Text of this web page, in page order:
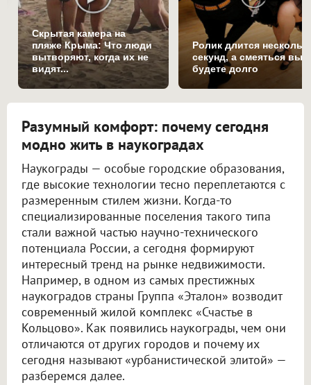
Скрытая камера на
пляже Крыма: Что люди
вытворяют, когда их не
видят...
Ролик длится
секунд, а смеяться вы
будете долго
Разумный комфорт: почему сегодня
модно жить в наукоградах
Наукограды — особые городские образования,
где высокие технологии тесно переплетаются с
размеренным стилем жизни. Когда-то
специализированные поселения такого типа
стали важной частью научно-технического
потенциала России, а сегодня формируют
интересный тренд на рынке недвижимости.
Например, в одном из самых престижных
наукоградов страны Группа «Эталон» возводит
современный жилой комплекс «Счастье в
Кольцово». Как появились наукограды, чем они
отличаются от других городов и почему их
сегодня называют «урбанистической элитой» —
разберемся далее.